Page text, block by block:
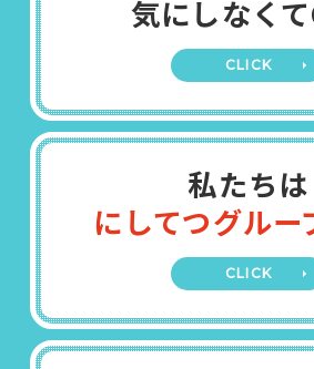
気にしなく
CLICK
私たちは
にしてつグルー
CLICK